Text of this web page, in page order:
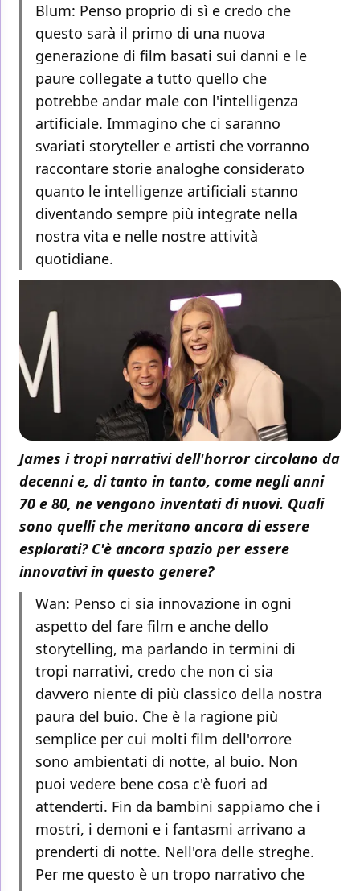
Blum: Penso proprio di sì e credo che
questo sarà il primo di una nuova
generazione di film basati sui danni e le
paure collegate a tutto quello che
potrebbe andar male con l'intelligenza
artificiale. Immagino che ci saranno
svariati storyteller e artisti che vorranno
raccontare storie analoghe considerato
quanto le intelligenze artificiali stanno
diventando sempre più integrate nella
nostra vita e nelle nostre attività
quotidiane.
James i tropi narrativi dell'horror circolano da
decenni e, di tanto in tanto, come negli anni
70 e 80, ne vengono inventati di nuovi. Quali
sono quelli che meritano ancora di essere
esplorati? C'è ancora spazio per essere
innovativi in questo genere?
Wan: Penso ci sia innovazione in ogni
aspetto del fare film e anche dello
storytelling, ma parlando in termini di
tropi narrativi, credo che non ci sia
davvero niente di più classico della nostra
paura del buio. Che è la ragione più
semplice per cui molti film dell'orrore
sono ambientati di notte, al buio. Non
puoi vedere bene cosa c'è fuori ad
attenderti. Fin da bambini sappiamo che i
mostri, i demoni e i fantasmi arrivano a
prenderti di notte. Nell'ora delle streghe.
Per me questo è un tropo narrativo che